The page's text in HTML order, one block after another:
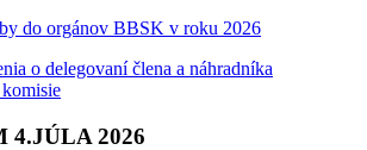
do orgánov BBSK v roku 2026
o delegovaní člena a náhradníka
4.JÚLA 2026